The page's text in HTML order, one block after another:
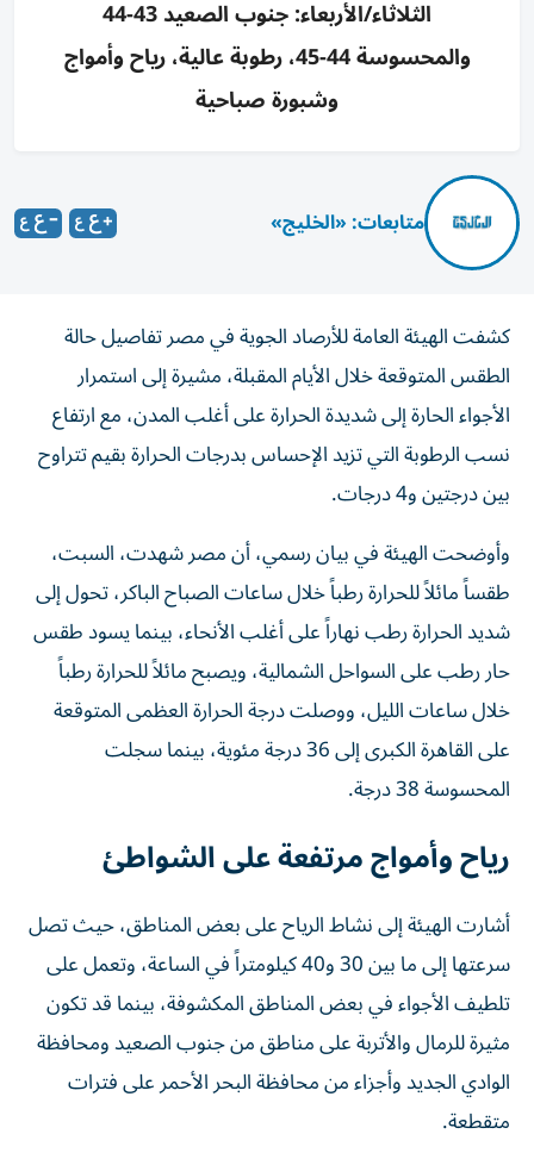
الثلاثاء/الأربعاء: جنوب الصعيد 43-44
والمحسوسة 44-45، رطوبة عالية، رياح وأمواج
وشبورة صباحية
متابعات: «الخليج»
كشفت الهيئة العامة للأرصاد الجوية في مصر تفاصيل حالة
الطقس المتوقعة خلال الأيام المقبلة، مشيرة إلى استمرار
الأجواء الحارة إلى شديدة الحرارة على أغلب المدن، مع ارتفاع
نسب الرطوبة التي تزيد الإحساس بدرجات الحرارة بقيم تتراوح
بين درجتين و4 درجات.
وأوضحت الهيئة في بيان رسمي، أن مصر شهدت، السبت،
طقساً مائلاً للحرارة رطباً خلال ساعات الصباح الباكر، تحول إلى
شديد الحرارة رطب نهاراً على أغلب الأنحاء، بينما يسود طقس
حار رطب على السواحل الشمالية، ويصبح مائلاً للحرارة رطباً
خلال ساعات الليل، ووصلت درجة الحرارة العظمى المتوقعة
على القاهرة الكبرى إلى 36 درجة مئوية، بينما سجلت
المحسوسة 38 درجة.
رياح وأمواج مرتفعة على الشواطئ
أشارت الهيئة إلى نشاط الرياح على بعض المناطق، حيث تصل
سرعتها إلى ما بين 30 و40 كيلومتراً في الساعة، وتعمل على
تلطيف الأجواء في بعض المناطق المكشوفة، بينما قد تكون
مثيرة للرمال والأتربة على مناطق من جنوب الصعيد ومحافظة
الوادي الجديد وأجزاء من محافظة البحر الأحمر على فترات
متقطعة.